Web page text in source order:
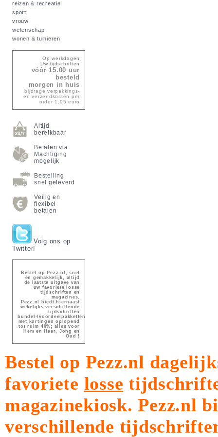
reizen & recreatie
sport
vrouw
wetenschap
wonen & tuinieren
Op werkdagen
Uw tijdschriften
vóór 15.00 uur
besteld
morgen in huis
bijdrage verpakkings-
en verzendkosten per
order 1,95 euro
Altijd
bereikbaar
Betalen via
Machtiging
mogelijk
Bestelling
snel geleverd
Veilig en
flexibel
betalen
Volg ons op
Twitter!
Bestel op Pezz.nl, snel
en gemakkelijk, altijd
de laatste uitgave van
uw favoriete losse
tijdschriften en
magazines.
Pezz.nl biedt hiernaast
wekelijks verschillende
tijdschriften
bundel-/voordeelpakketten
met kortingen oplopend
tot ruim 40%; alles voor
Hem en Haar, Jong en
Oud !
Bestel op Pezz.nl
favoriete losse
magazinekiosk.Pezz.nl
verschillende